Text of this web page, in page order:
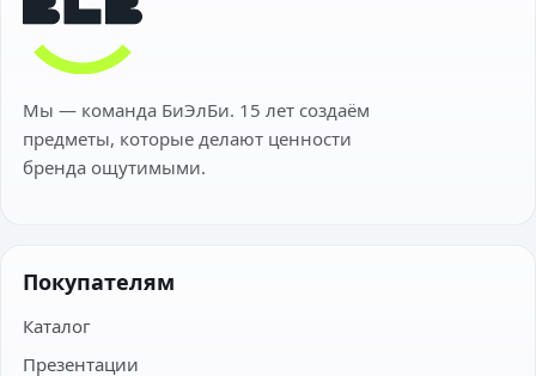
Мы — команда БиЭлБи. 15 лет создаём
предметы, которые делают ценности
бренда ощутимыми.
Покупателям
Каталог
Презентации